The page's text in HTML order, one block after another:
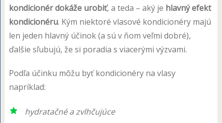
kondicionér dokáže urobiť, a teda – aký je hlavný efekt
kondicionéru. Kým niektoré vlasové kondicionéry majú
len jeden hlavný účinok (a sú v ňom veľmi dobré),
ďalšie sľubujú, že si poradia s viacerými výzvami.
Podľa účinku môžu byť kondicionéry na vlasy
napríklad:
hydratačné a zvlhčujúce